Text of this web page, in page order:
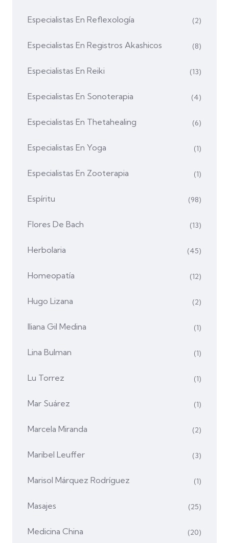
Especialistas En Reflexología (2)
Especialistas En Registros Akashicos (8)
Especialistas En Reiki (13)
Especialistas En Sonoterapia (4)
Especialistas En Thetahealing (6)
Especialistas En Yoga (1)
Especialistas En Zooterapia (1)
Espíritu (98)
Flores De Bach (13)
Herbolaria (45)
Homeopatía (12)
Hugo Lizana (2)
Iliana Gil Medina (1)
Lina Bulman (1)
Lu Torrez (1)
Mar Suárez (1)
Marcela Miranda (2)
Maribel Leuffer (3)
Marisol Márquez Rodríguez (1)
Masajes (25)
Medicina China (20)